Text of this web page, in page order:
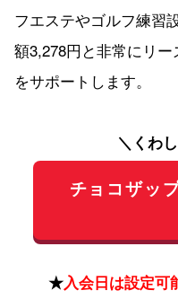
フエステやゴルフ練習
額3,278円と非常にリ
をサポートします。
＼くわ
チョコザッ
★入会日は設定可